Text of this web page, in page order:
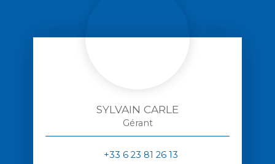
SYLVAIN CARLE
Gérant
+33 6 23 81 26 13